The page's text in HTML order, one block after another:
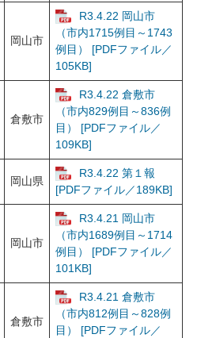
岡山市
R3.4.22 岡山市
（市内1715例目～1743
例目） [PDFファイル／
105KB]
倉敷市
R3.4.22 倉敷市
（市内829例目～836例
目） [PDFファイル／
109KB]
岡山県
R3.4.22 第１報
[PDFファイル／189KB]
岡山市
R3.4.21 岡山市
（市内1689例目～1714
例目） [PDFファイル／
101KB]
倉敷市
R3.4.21 倉敷市
（市内812例目～828例
目） [PDFファイル／